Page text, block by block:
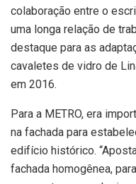
colaboração entre o
uma longa relação de
destaque para as
cavaletes de vidro de
em 2016.
Para a METRO, era
na fachada para
edifício histórico.
fachada homogênea,